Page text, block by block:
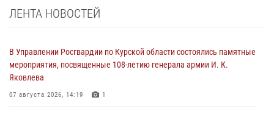
ЛЕНТА НОВОСТЕЙ
В Управлении Росгвардии по Курской области состоялись памятные
мероприятия, посвященные 108-летию генерала армии И. К.
Яковлева
07 августа 2026, 14:19 1